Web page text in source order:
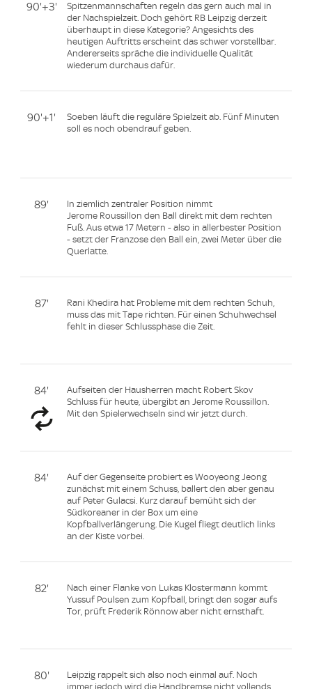
90'+3'
Spitzenmannschaften regeln das gern auch mal in
der Nachspielzeit. Doch gehört RB Leipzig derzeit
überhaupt in diese Kategorie? Angesichts des
heutigen Auftritts erscheint das schwer vorstellbar.
Andererseits spräche die individuelle Qualität
wiederum durchaus dafür.
90'+1'
Soeben läuft die reguläre Spielzeit ab. Fünf Minuten
soll es noch obendrauf geben.
89'
In ziemlich zentraler Position nimmt
Jerome Roussillon den Ball direkt mit dem rechten
Fuß. Aus etwa 17 Metern - also in allerbester Position
- setzt der Franzose den Ball ein, zwei Meter über die
Querlatte.
87'
Rani Khedira hat Probleme mit dem rechten Schuh,
muss das mit Tape richten. Für einen Schuhwechsel
fehlt in dieser Schlussphase die Zeit.
84'
Aufseiten der Hausherren macht Robert Skov
Schluss für heute, übergibt an Jerome Roussillon.
Mit den Spielerwechseln sind wir jetzt durch.
84'
Auf der Gegenseite probiert es Wooyeong Jeong
zunächst mit einem Schuss, ballert den aber genau
auf Peter Gulacsi. Kurz darauf bemüht sich der
Südkoreaner in der Box um eine
Kopfballverlängerung. Die Kugel fliegt deutlich links
an der Kiste vorbei.
82'
Nach einer Flanke von Lukas Klostermann kommt
Yussuf Poulsen zum Kopfball, bringt den sogar aufs
Tor, prüft Frederik Rönnow aber nicht ernsthaft.
80'
Leipzig rappelt sich also noch einmal auf. Noch
immer jedoch wird die Handbremse nicht vollends